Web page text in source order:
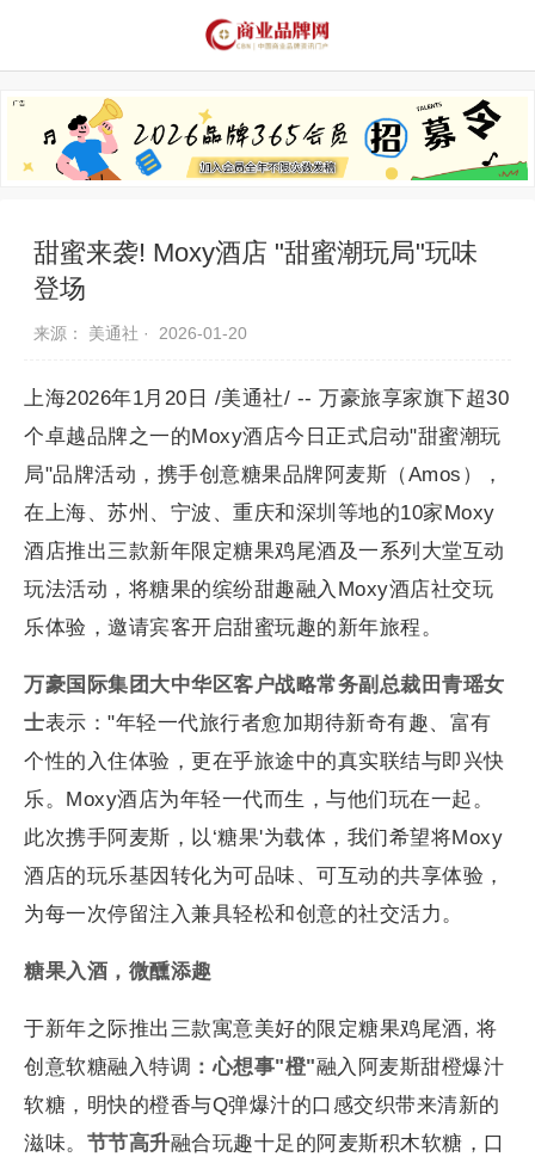
推荐品牌 品牌故事
甜蜜来袭! Moxy酒店 "甜蜜潮玩局"玩味
登场
来源： 美通社 · 2026-01-20
上海2026年1月20日 /美通社/ -- 万豪旅享家旗下超30
个卓越品牌之一的Moxy酒店今日正式启动"甜蜜潮玩
局"品牌活动，携手创意糖果品牌阿麦斯（Amos），
在上海、苏州、宁波、重庆和深圳等地的10家Moxy
酒店推出三款新年限定糖果鸡尾酒及一系列大堂互动
玩法活动，将糖果的缤纷甜趣融入Moxy酒店社交玩
乐体验，邀请宾客开启甜蜜玩趣的新年旅程。
万豪国际集团大中华区客户战略常务副总裁田青瑶女
士表示："年轻一代旅行者愈加期待新奇有趣、富有
个性的入住体验，更在乎旅途中的真实联结与即兴快
乐。Moxy酒店为年轻一代而生，与他们玩在一起。
此次携手阿麦斯，以‘糖果'为载体，我们希望将Moxy
酒店的玩乐基因转化为可品味、可互动的共享体验，
为每一次停留注入兼具轻松和创意的社交活力。
糖果入酒，微醺添趣
于新年之际推出三款寓意美好的限定糖果鸡尾酒, 将
创意软糖融入特调 ：心想事"橙"融入阿麦斯甜橙爆汁
软糖，明快的橙香与Q弹爆汁的口感交织带来清新的
滋味。 节节高升融合玩趣十足的阿麦斯积木软糖，口